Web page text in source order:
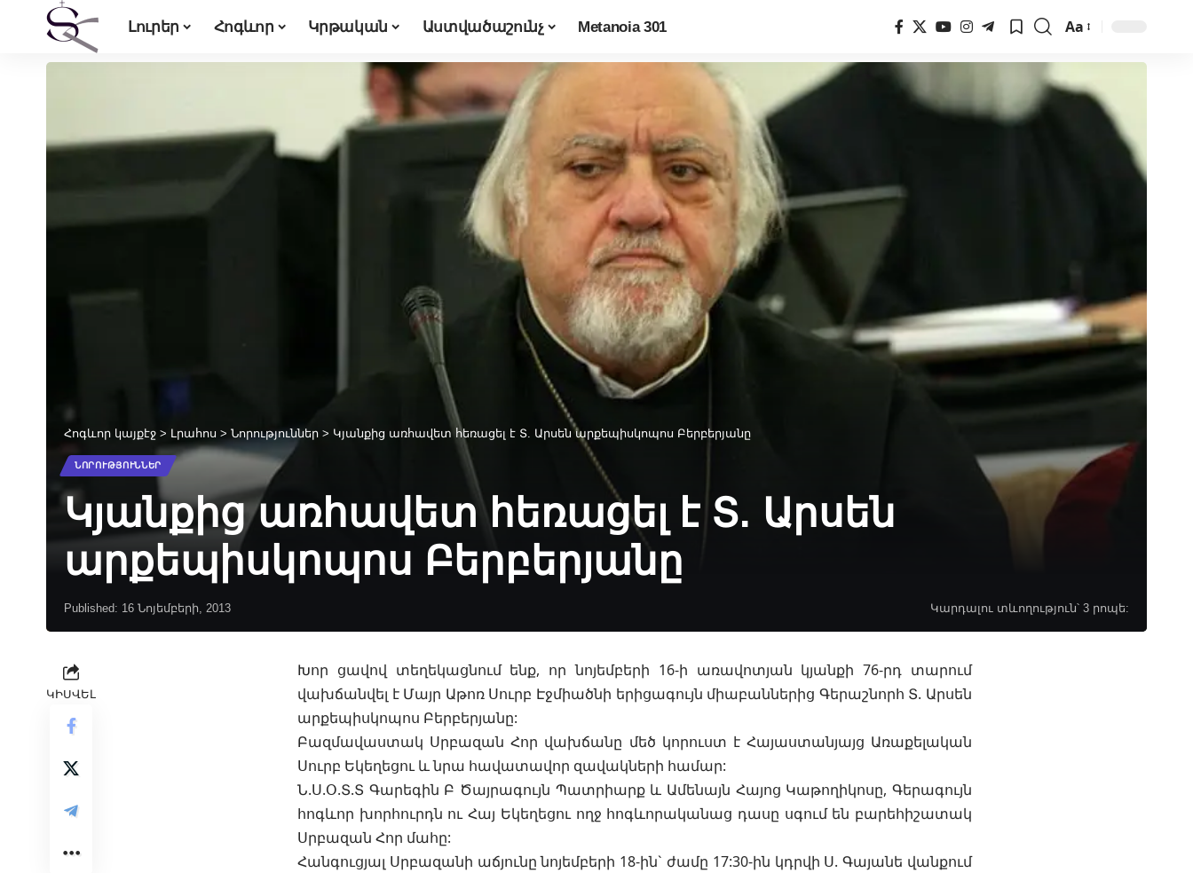
Լուրեր Հոգևոր Կրթական Աստվածաշունչ Metanoia 301
Font
Resizer
Aa
Հոգևոր կայքէջ > Լրահոս > Նորություններ > Կյանքից առհավետ հեռացել է Տ. Արսեն արքեպիսկոպոս Բերբերյանը
ՆՈՐՈՒԹՅՈՒՆՆԵՐ
Կյանքից առհավետ հեռացել է Տ. Արսեն
արքեպիսկոպոս Բերբերյանը
Published: 16 Նոյեմբերի, 2013 Կարդալու տևողություն՝ 3 րոպե:
ԿԻՍՎԵԼ
Խոր ցավով տեղեկացնում ենք, որ նոյեմբերի 16-ի առավոտյան կյանքի 76-րդ տարում
վախճանվել է Մայր Աթոռ Սուրբ Էջմիածնի երիցագույն միաբաններից Գերաշնորհ Տ. Արսեն
արքեպիսկոպոս Բերբերյանը:
Բազմավաստակ Սրբազան Հոր վախճանը մեծ կորուստ է Հայաստանյայց Առաքելական
Սուրբ Եկեղեցու և նրա հավատավոր զավակների համար:
Ն.Ս.Օ.Տ.Տ Գարեգին Բ Ծայրագույն Պատրիարք և Ամենայն Հայոց Կաթողիկոսը, Գերագույն
հոգևոր խորհուրդն ու Հայ Եկեղեցու ողջ հոգևորականաց դասը սգում են բարեհիշատակ
Սրբազան Հոր մահը:
Հանգուցյալ Սրբազանի աճյունը նոյեմբերի 18-ին` ժամը 17:30-ին կդրվի Ս. Գայանե վանքում